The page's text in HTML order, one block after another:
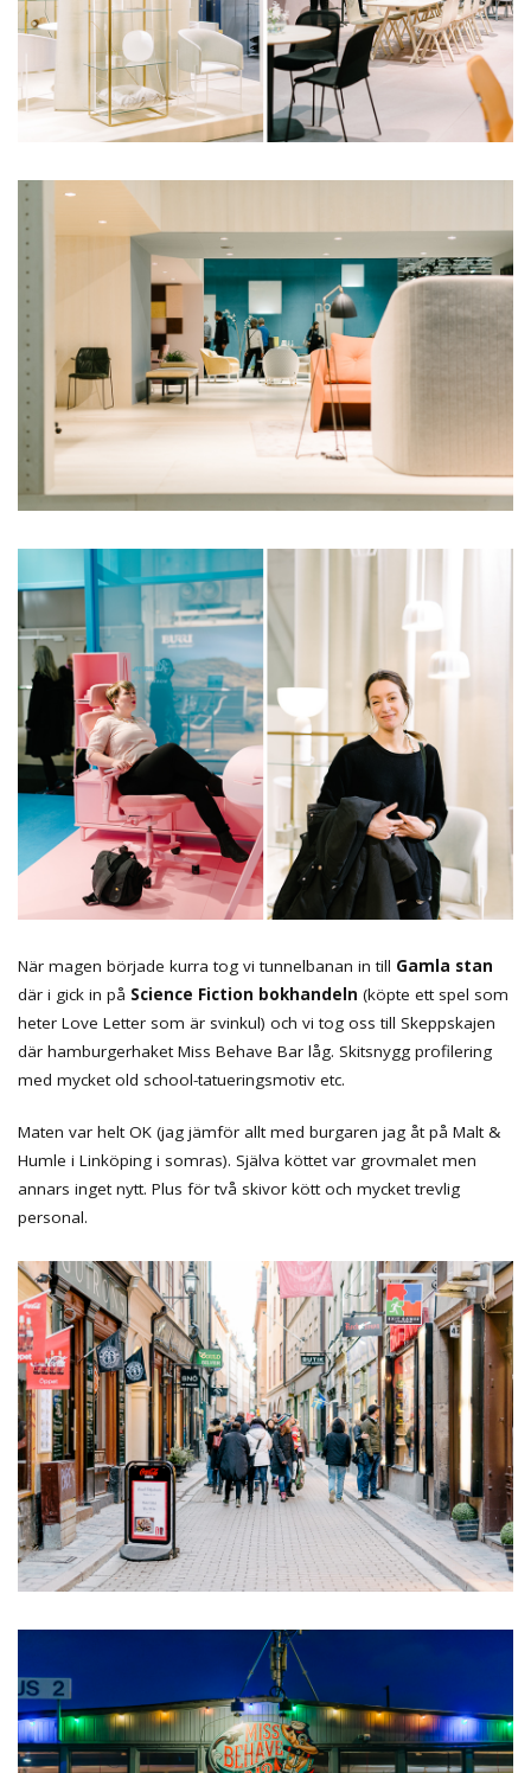
När magen började kurra tog vi tunnelbanan in till Gamla stan
där i gick in på Science Fiction bokhandeln (köpte ett spel som
heter Love Letter som är svinkul) och vi tog oss till Skeppskajen
där hamburgerhaket Miss Behave Bar låg. Skitsnygg profilering
med mycket old school-tatueringsmotiv etc.
Maten var helt OK (jag jämför allt med burgaren jag åt på Malt &
Humle i Linköping i somras). Själva köttet var grovmalet men
annars inget nytt. Plus för två skivor kött och mycket trevlig
personal.